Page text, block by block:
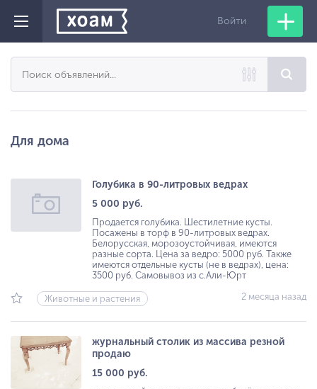
Войти
Для дома
Голубика в 90-литровых ведрах
5 000 руб.
Продается голубика. Шестилетние кусты.
Посажены в торф в 90-литровых ведрах.
Белорусская, морозоустойчивая, имеются
разные сорта. Цена за ведро: 5000 руб. Также
имеются отдельные кусты (не в ведрах), цена:
3500 руб. Самовывоз из с.Али-Юрт
Животные и растения 2 месяца назад
журнальный столик из массива резной
продаю
15 000 руб.